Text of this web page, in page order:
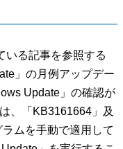
いる記事を参照する
」の月例アップデー
Update」の確認が
、「KB3161664」及
ムを手動で適用して